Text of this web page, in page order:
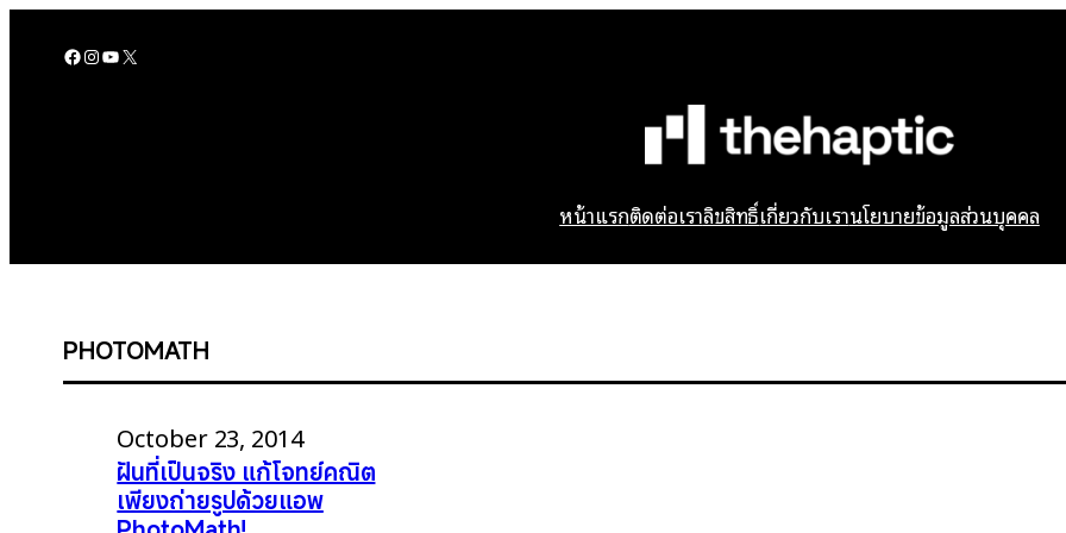
Facebook InstagramYouTube X
หน้าแรกติดต่อเราลิขสิทธิ์เกี่ยวกับเรานโยบายข้อมูลส่วนบุคคล
PHOTOMATH
October 23, 2014
ฝันที่เป็นจริง แก้โจทย์คณิต
เพียงถ่ายรูปด้วยแอพ